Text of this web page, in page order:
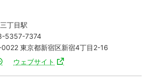
丁目駅
5357-7374
東京都新宿区新宿4丁目2-16
ウェブサイト